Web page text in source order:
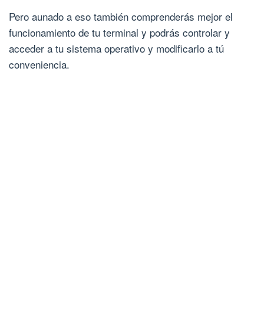
Pero aunado a eso también comprenderás mejor el
funcionamiento de tu terminal y podrás controlar y
acceder a tu sistema operativo y modificarlo a tú
conveniencia.